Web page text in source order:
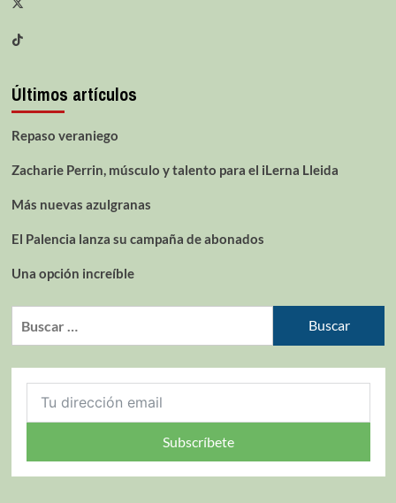
Últimos artículos
Repaso veraniego
Zacharie Perrin, músculo y talento para el iLerna Lleida
Más nuevas azulgranas
El Palencia lanza su campaña de abonados
Una opción increíble
Subscríbete